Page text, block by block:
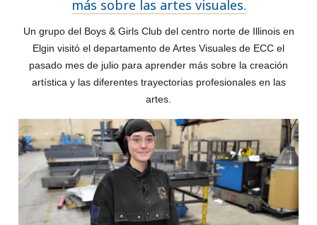
más sobre las artes visuales.
Un grupo del Boys & Girls Club del centro norte de Illinois en
Elgin visitó el departamento de Artes Visuales de ECC el
pasado mes de julio para aprender más sobre la creación
artística y las diferentes trayectorias profesionales en las
artes.